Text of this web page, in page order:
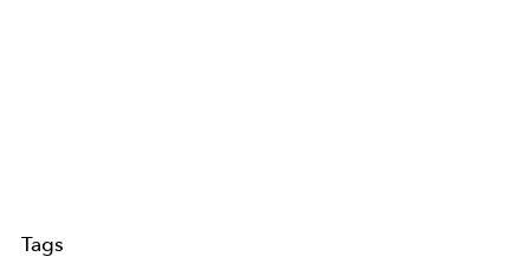
Tags